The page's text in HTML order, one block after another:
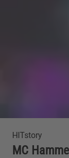
HITstory
MC